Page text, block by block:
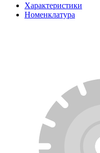
Характеристики
Номенклатура